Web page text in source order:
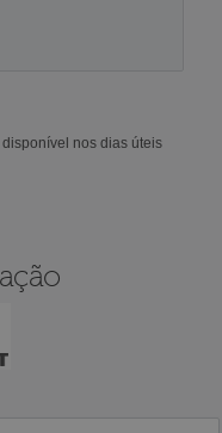
nos dias úteis